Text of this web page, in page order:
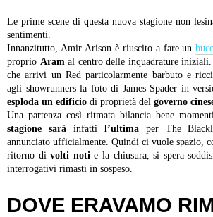
Le prime scene di questa nuova stagione non
sentimenti.
Innanzitutto, Amir Arison è riuscito a fare un
proprio Aram al centro delle inquadrature
che arrivi un Red particolarmente barbuto e
agli showrunners la foto di James Spader in
esploda un edificio di proprietà del governo
Una partenza così ritmata bilancia bene
stagione saràinfatti l’ultimaper The
annunciato ufficialmente. Quindi ci vuole spazio,
ritorno divolti noti e la chiusura, si spera
interrogativi rimasti in sospeso.
DOVE ERAVAMO